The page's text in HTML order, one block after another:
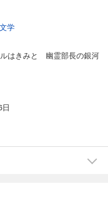
学
はきみと 幽霊部長の銀河